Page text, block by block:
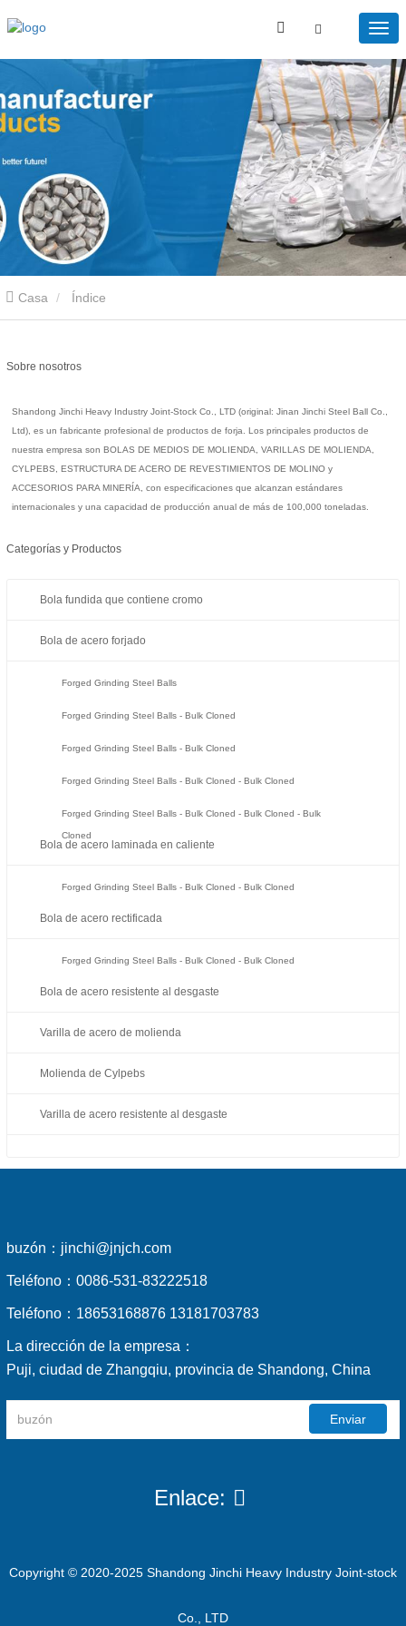
Casa Índice
Sobre nosotros
Shandong Jinchi Heavy Industry Joint-Stock Co., LTD (original: Jinan Jinchi Steel Ball Co.,
Ltd), es un fabricante profesional de productos de forja. Los principales productos de
nuestra empresa son BOLAS DE MEDIOS DE MOLIENDA, VARILLAS DE MOLIENDA,
CYLPEBS, ESTRUCTURA DE ACERO DE REVESTIMIENTOS DE MOLINO y
ACCESORIOS PARA MINERÍA, con especificaciones que alcanzan estándares
internacionales y una capacidad de producción anual de más de 100,000 toneladas.
Categorías y Productos
Bola fundida que contiene cromo
Bola de acero forjado
Forged Grinding Steel Balls
Forged Grinding Steel Balls - Bulk Cloned
Forged Grinding Steel Balls - Bulk Cloned
Forged Grinding Steel Balls - Bulk Cloned - Bulk Cloned
Forged Grinding Steel Balls - Bulk Cloned - Bulk Cloned - Bulk
Cloned
Bola de acero laminada en caliente
Forged Grinding Steel Balls - Bulk Cloned - Bulk Cloned
Bola de acero rectificada
Forged Grinding Steel Balls - Bulk Cloned - Bulk Cloned
Bola de acero resistente al desgaste
Varilla de acero de molienda
Molienda de Cylpebs
Varilla de acero resistente al desgaste
buzón： jinchi@jnjch.com
Teléfono： 0086-531-83222518
Teléfono： 18653168876 13181703783
La dirección de la empresa：
Puji, ciudad de Zhangqiu, provincia de Shandong, China
Enviar
Enlace:
Copyright © 2020-2025 Shandong Jinchi Heavy Industry Joint-stock
Co., LTD